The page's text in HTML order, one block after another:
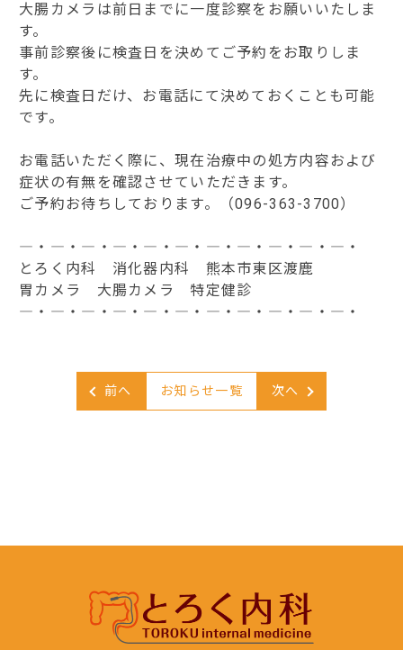
大腸カメラは前日までに一度診察をお願いいたしま
す。
事前診察後に検査日を決めてご予約をお取りしま
す。
先に検査日だけ、お電話にて決めておくことも可能
です。
お電話いただく際に、現在治療中の処方内容および
症状の有無を確認させていただきます。
ご予約お待ちしております。（096-363-3700）
―・―・―・―・―・―・―・―・―・―・―・
とろく内科 消化器内科 熊本市東区渡鹿
胃カメラ 大腸カメラ 特定健診
―・―・―・―・―・―・―・―・―・―・―・
前へ お知らせ一覧 次へ